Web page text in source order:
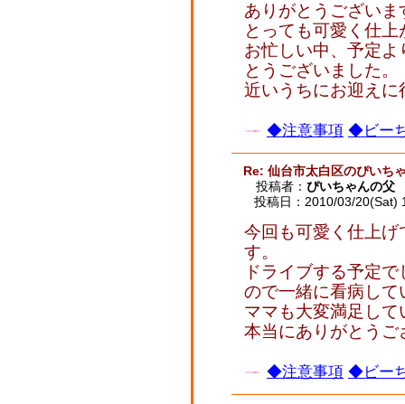
ありがとうございま
とっても可愛く仕
お忙しい中、予定
とうございました。
近いうちにお迎え
◆注意事項 ◆ビー
Re: 仙台市太白区のぴいち
投稿者： ぴいちゃんの父
投稿日：2010/03/20(Sat)
今回も可愛く仕上
す。
ドライブする予定
ので一緒に看病して
ママも大変満足して
本当にありがとうご
◆注意事項 ◆ビー